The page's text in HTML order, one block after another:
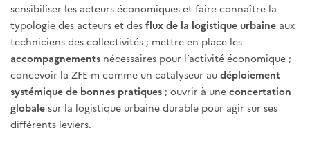
sensibiliser les acteurs économiques et faire connaître la
typologie des acteurs et des flux de la logistique urbaine aux
techniciens des collectivités ; mettre en place les
accompagnements nécessaires pour l’activité économique ;
concevoir la ZFE-m comme un catalyseur au déploiement
systémique de bonnes pratiques ; ouvrir à une concertation
globale sur la logistique urbaine durable pour agir sur ses
différents leviers.